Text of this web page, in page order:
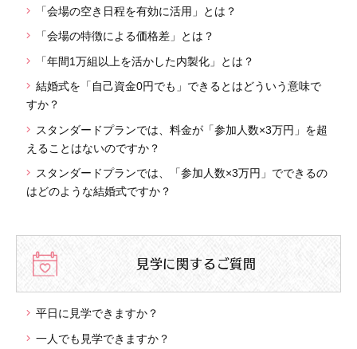
「会場の空き日程を有効に活用」とは？
「会場の特徴による価格差」とは？
「年間1万組以上を活かした内製化」とは？
結婚式を「自己資金0円でも」できるとはどういう意味で
すか？
スタンダードプランでは、料金が「参加人数×3万円」を超
えることはないのですか？
スタンダードプランでは、「参加人数×3万円」でできるの
はどのような結婚式ですか？
見学に関するご質問
平日に見学できますか？
一人でも見学できますか？